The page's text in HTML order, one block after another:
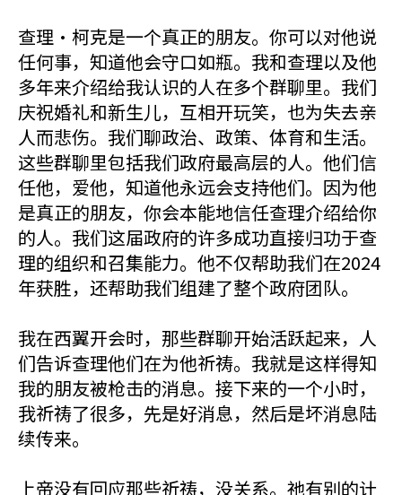
查理·柯克是一个真正的朋友。你可以对他说
任何事，知道他会守口如瓶。我和查理以及他
多年来介绍给我认识的人在多个群聊里。我们
庆祝婚礼和新生儿，互相开玩笑，也为失去亲
人而悲伤。我们聊政治、政策、体育和生活。
这些群聊里包括我们政府最高层的人。他们信
任他，爱他，知道他永远会支持他们。因为他
是真正的朋友，你会本能地信任查理介绍给你
的人。我们这届政府的许多成功直接归功于查
理的组织和召集能力。他不仅帮助我们在2024
年获胜，还帮助我们组建了整个政府团队。
我在西翼开会时，那些群聊开始活跃起来，人
们告诉查理他们在为他祈祷。我就是这样得知
我的朋友被枪击的消息。接下来的一个小时，
我祈祷了很多，先是好消息，然后是坏消息陆
续传来。
上帝没有回应那些祈祷，没关系。祂有别的计